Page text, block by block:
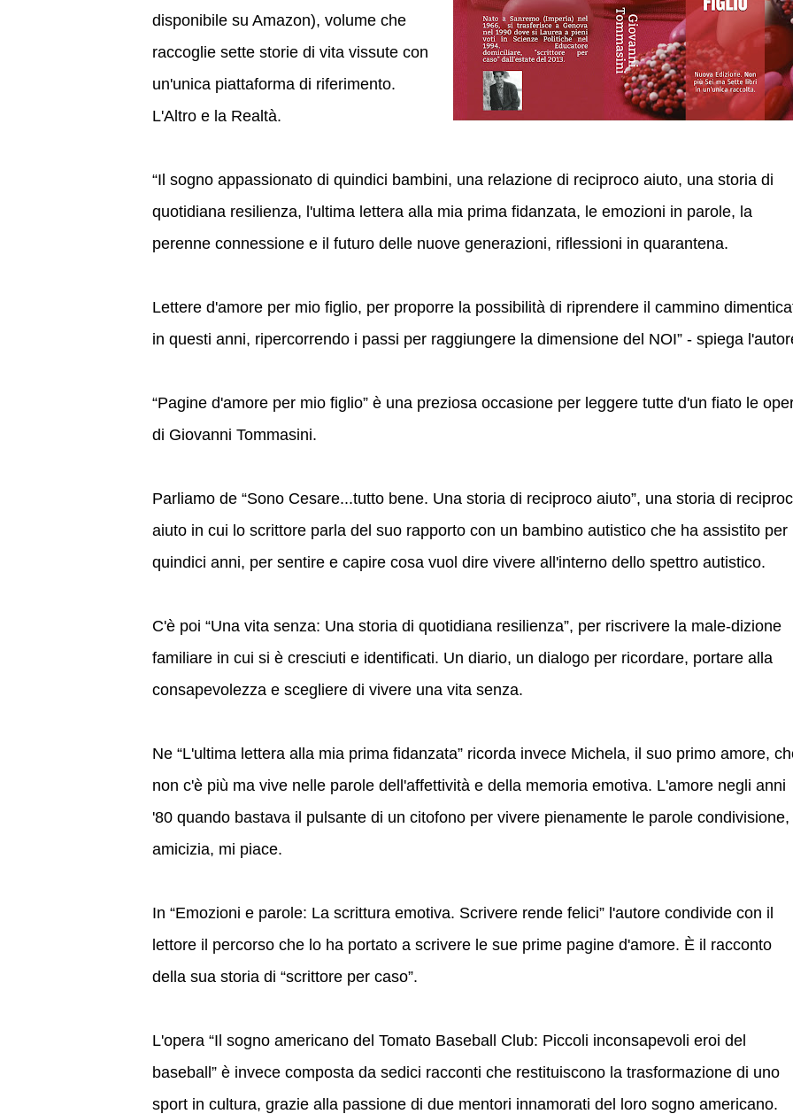
disponibile su Amazon), volume che
raccoglie sette storie di vita vissute con
un'unica piattaforma di riferimento.
L'Altro e la Realtà.
“Il sogno appassionato di quindici bambini, una relazione di reciproco aiuto, una storia di
quotidiana resilienza, l'ultima lettera alla mia prima fidanzata, le emozioni in parole, la
perenne connessione e il futuro delle nuove generazioni, riflessioni in quarantena.
Lettere d'amore per mio figlio, per proporre la possibilità di riprendere il cammino
in questi anni, ripercorrendo i passi per raggiungere la dimensione del NOI” - spiega
“Pagine d'amore per mio figlio” è una preziosa occasione per leggere tutte d'un fiato le
di Giovanni Tommasini.
Parliamo de “Sono Cesare...tutto bene. Una storia di reciproco aiuto”, una storia di
aiuto in cui lo scrittore parla del suo rapporto con un bambino autistico che ha assistito per
quindici anni, per sentire e capire cosa vuol dire vivere all'interno dello spettro autistico.
C'è poi “Una vita senza: Una storia di quotidiana resilienza”, per riscrivere la male-dizione
familiare in cui si è cresciuti e identificati. Un diario, un dialogo per ricordare, portare alla
consapevolezza e scegliere di vivere una vita senza.
Ne “L'ultima lettera alla mia prima fidanzata” ricorda invece Michela, il suo primo amore,
non c'è più ma vive nelle parole dell'affettività e della memoria emotiva. L'amore negli anni
'80 quando bastava il pulsante di un citofono per vivere pienamente le parole condivisione,
amicizia, mi piace.
In “Emozioni e parole: La scrittura emotiva. Scrivere rende felici” l'autore condivide con il
lettore il percorso che lo ha portato a scrivere le sue prime pagine d'amore. È il racconto
della sua storia di “scrittore per caso”.
L'opera “Il sogno americano del Tomato Baseball Club: Piccoli inconsapevoli eroi del
baseball” è invece composta da sedici racconti che restituiscono la trasformazione di uno
sport in cultura, grazie alla passione di due mentori innamorati del loro sogno americano.